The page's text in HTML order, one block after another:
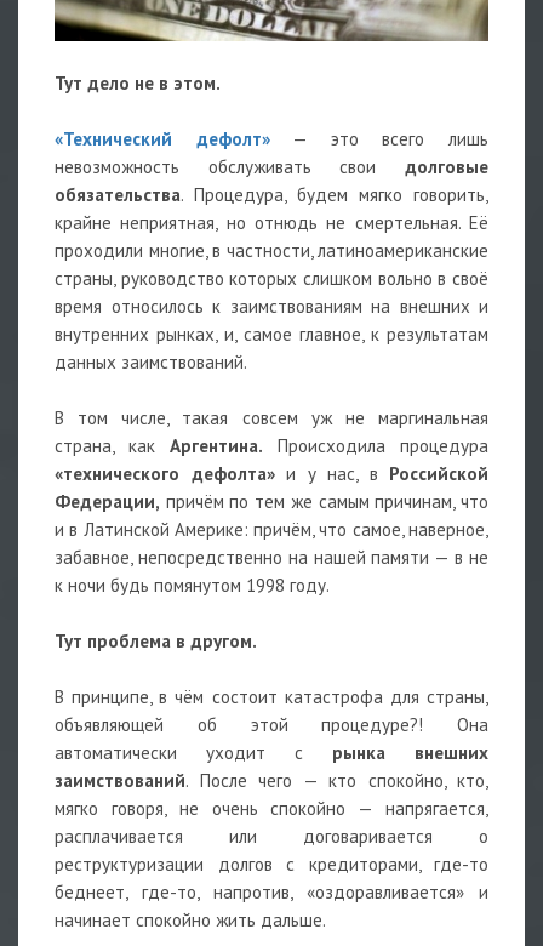
Тут дело не в этом.
«Технический дефолт»
— это всего лишь
невозможность обслуживать свои долговые
обязательства. Процедура, будем мягко говорить,
крайне неприятная, но отнюдь не смертельная. Её
проходили многие, в частности, латиноамериканские
страны, руководство которых слишком вольно в своё
время относилось к заимствованиям на внешних и
внутренних рынках, и, самое главное, к результатам
данных заимствований.
В том числе, такая совсем уж не маргинальная
страна, как Аргентина. Происходила процедура
«технического дефолта»и у нас, в Российской
Федерации, причём по тем же самым причинам, что
и в Латинской Америке: причём, что самое, наверное,
забавное, непосредственно на нашей памяти — в не
к ночи будь помянутом 1998 году.
Тут проблема в другом.
В принципе, в чём состоит катастрофа для страны,
объявляющей об этой процедуре?! Она
автоматически уходит с рынка внешних
заимствований. После чего — кто спокойно, кто,
мягко говоря, не очень спокойно — напрягается,
расплачивается или договаривается о
реструктуризации долгов с кредиторами, где-то
беднеет, где-то, напротив, «оздоравливается» и
начинает спокойно жить дальше.